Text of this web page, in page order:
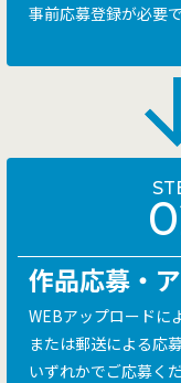
事前応募登録が必要で
作品応募・
WEBアップロードに
または郵送による応募
いずれかでご応募くだ